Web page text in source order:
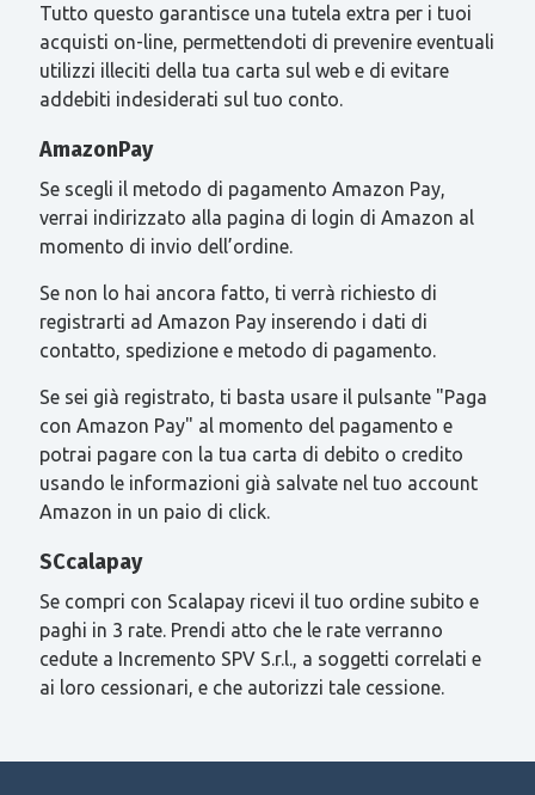
Tutto questo garantisce una tutela extra per i tuoi
acquisti on-line, permettendoti di prevenire eventuali
utilizzi illeciti della tua carta sul web e di evitare
addebiti indesiderati sul tuo conto.
AmazonPay
Se scegli il metodo di pagamento Amazon Pay,
verrai indirizzato alla pagina di login di Amazon al
momento di invio dell’ordine.
Se non lo hai ancora fatto, ti verrà richiesto di
registrarti ad Amazon Pay inserendo i dati di
contatto, spedizione e metodo di pagamento.
Se sei già registrato, ti basta usare il pulsante "Paga
con Amazon Pay" al momento del pagamento e
potrai pagare con la tua carta di debito o credito
usando le informazioni già salvate nel tuo account
Amazon in un paio di click.
SCcalapay
Se compri con Scalapay ricevi il tuo ordine subito e
paghi in 3 rate. Prendi atto che le rate verranno
cedute a Incremento SPV S.r.l., a soggetti correlati e
ai loro cessionari, e che autorizzi tale cessione.